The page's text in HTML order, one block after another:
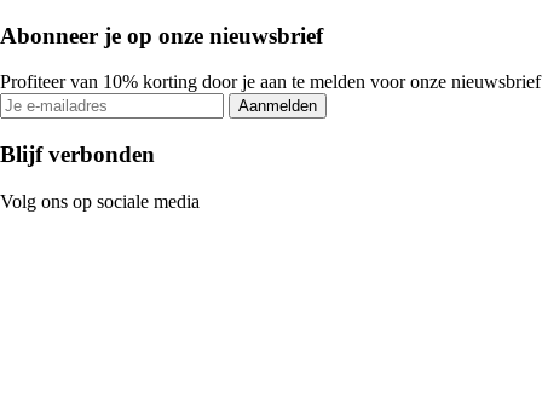
Abonneer je op onze nieuwsbrief
Profiteer van 10% korting door je aan te melden voor onze nieuwsbrief
Aanmelden
Blijf verbonden
Volg ons op sociale media